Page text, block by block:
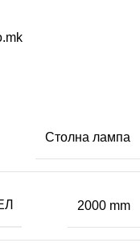
Столна лампа
2000 mm